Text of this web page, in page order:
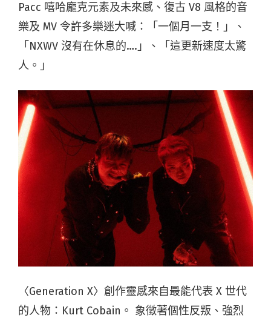
Pacc 嘻哈龐克元素及未來感、復古 V8 風格的音
樂及 MV 令許多樂迷大喊：「一個月一支！」、
「NXWV 沒有在休息的….」、「這更新速度太驚
人。」
〈Generation X〉創作靈感來自最能代表 X 世代
的人物：Kurt Cobain。 象徵著個性反叛、強烈